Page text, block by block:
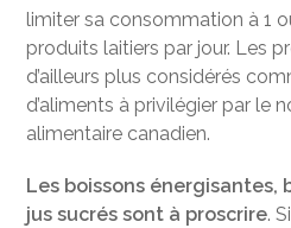
limiter sa consommation à 1
produits laitiers par jour. Les
d’ailleurs plus considérés
d’aliments à privilégier par le
alimentaire canadien.
Les boissons énergisantes,
jus sucrés sont à proscrire.